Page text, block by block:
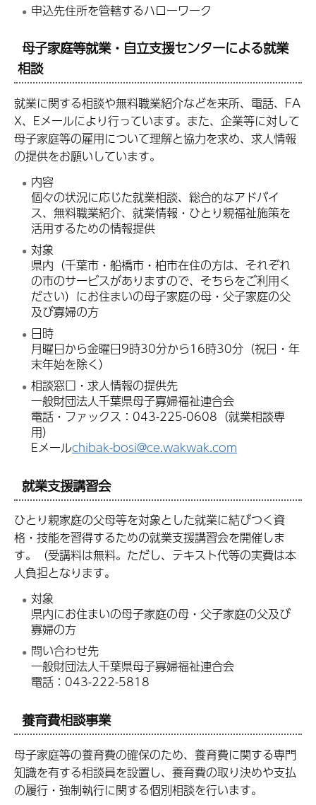
申込先住所を管轄するハローワーク
母子家庭等就業・自立支援センターによる就業
相談
就業に関する相談や無料職業紹介などを来所、電話、FA
X、Eメールにより行っています。また、企業等に対して
母子家庭等の雇用について理解と協力を求め、求人情報
の提供をお願いしています。
内容
個々の状況に応じた就業相談、総合的なアドバイ
ス、無料職業紹介、就業情報・ひとり親福祉施策を
活用するための情報提供
対象
県内（千葉市・船橋市・柏市在住の方は、それぞれ
の市のサービスがありますので、そちらをご利用く
ださい）にお住まいの母子家庭の母・父子家庭の父
及び寡婦の方
日時
月曜日から金曜日9時30分から16時30分（祝日・年
末年始を除く）
相談窓口・求人情報の提供先
一般財団法人千葉県母子寡婦福祉連合会
電話・ファックス：043-225-0608（就業相談専
用）
Eメールchibak-bosi@ce.wakwak.com
就業支援講習会
ひとり親家庭の父母等を対象とした就業に結びつく資
格・技能を習得するための就業支援講習会を開催しま
す。（受講料は無料。ただし、テキスト代等の実費は本
人負担となります。
対象
県内にお住まいの母子家庭の母・父子家庭の父及び
寡婦の方
問い合わせ先
一般財団法人千葉県母子寡婦福祉連合会
電話：043-222-5818
養育費相談事業
母子家庭等の養育費の確保のため、養育費に関する専門
知識を有する相談員を設置し、養育費の取り決めや支払
の履行・強制執行に関する個別相談を行います。